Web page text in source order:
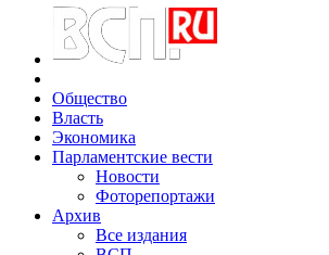
Общество
Власть
Экономика
Парламентские вести
Новости
Фоторепортажи
Архив
Все издания